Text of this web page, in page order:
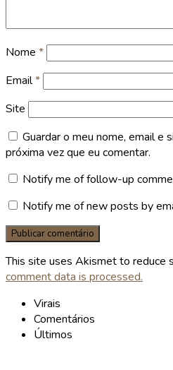
Nome *
Email*
Site
Guardar o meu nome, email e
próxima vez que eu comentar.
Notify me of follow-up
Notify me of new posts by
This site uses Akismet to reduce
comment data is processed.
Virais
Comentários
Últimos